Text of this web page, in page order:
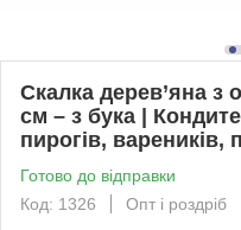
Скалка дерев’яна з
см – з бука |
пирогів, вареників,
Готово до відправки
Код: 1326
Опт і роздріб